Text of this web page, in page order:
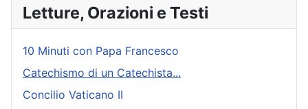
Letture, Orazioni e Testi
10 Minuti con Papa Francesco
Catechismo di un Catechista...
Concilio Vaticano II